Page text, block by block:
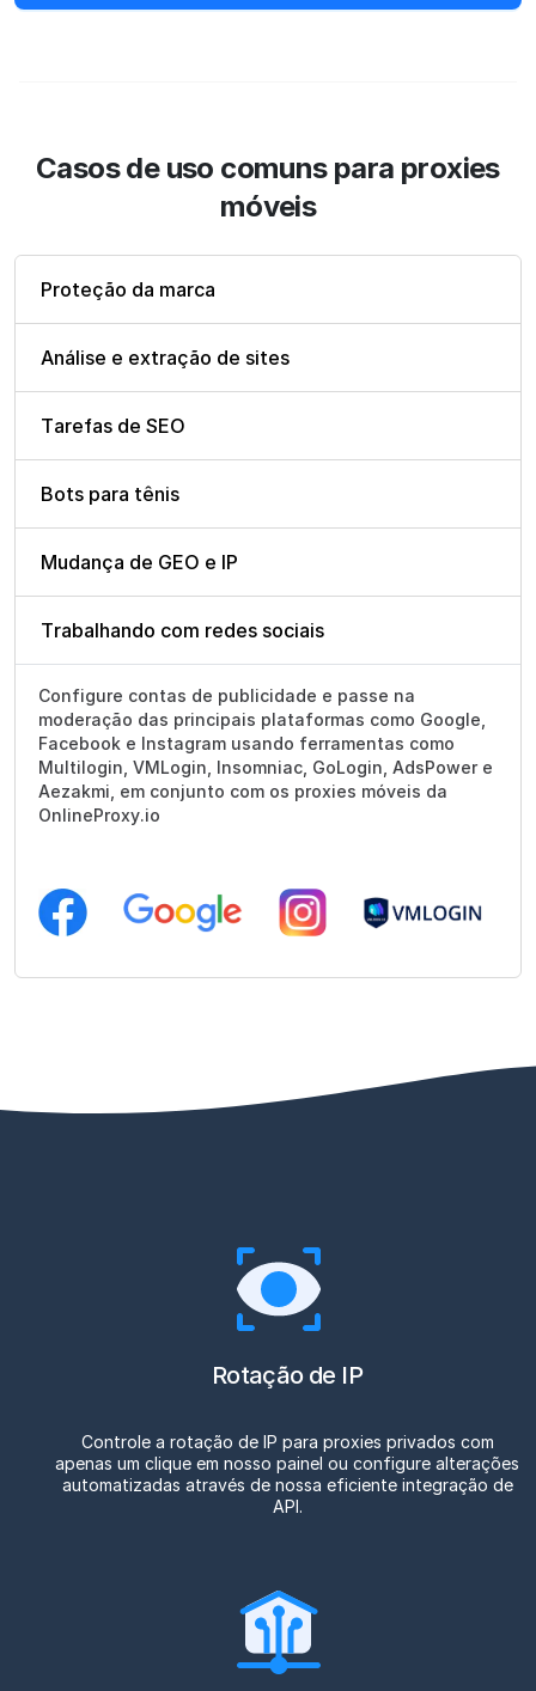
Casos de uso comuns para proxies
móveis
Proteção da marca
Análise e extração de sites
Tarefas de SEO
Bots para tênis
Mudança de GEO e IP
Trabalhando com redes sociais
Configure contas de publicidade e passe na
moderação das principais plataformas como Google,
Facebook e Instagram usando ferramentas como
Multilogin, VMLogin, Insomniac, GoLogin, AdsPower e
Aezakmi, em conjunto com os proxies móveis da
OnlineProxy.io
Rotação de IP
Controle a rotação de IP para proxies privados com
apenas um clique em nosso painel ou configure alterações
automatizadas através de nossa eficiente integração de
API.